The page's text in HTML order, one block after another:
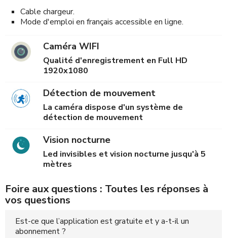
Cable chargeur.
Mode d'emploi en français accessible en ligne.
Caméra WIFI
Qualité d'enregistrement en Full HD
1920x1080
Détection de mouvement
La caméra dispose d'un système de
détection de mouvement
Vision nocturne
Led invisibles et vision nocturne jusqu'à 5
mètres
Foire aux questions : Toutes les réponses à
vos questions
Est-ce que l’application est gratuite et y a-t-il un
abonnement ?